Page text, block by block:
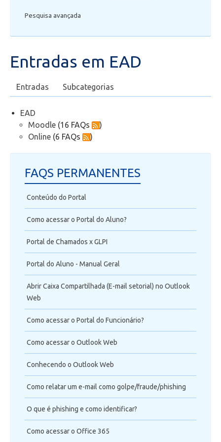
Secretaria de Administração Escolar - SAE
Wifi
Laboratórios
Moodle
Online
Videoconferência
Intercâmbio
Feedz
Pesquisa avançada
Entradas em EAD
Entradas Subcategorias
EAD
Moodle (16 FAQs
)
Online (6 FAQs )
FAQS PERMANENTES
Conteúdo do Portal
Como acessar o Portal do Aluno?
Portal de Chamados x GLPI
Portal do Aluno - Manual Geral
Abrir Caixa Compartilhada (E-mail setorial) no Outlook
Web
Como acessar o Portal do Funcionário?
Como acessar o Outlook Web
Conhecendo o Outlook Web
Como relatar um e-mail como golpe/fraude/phishing
O que é phishing e como identificar?
Como acessar o Office 365